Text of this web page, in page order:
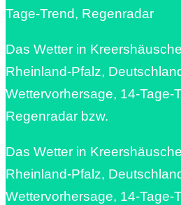
Tage-Trend, Regenradar
Das Wetter in
Rheinland-Pfalz,
Wettervorhersage, 14-Tage-
Regenradar bzw.
Das Wetter in
Rheinland-Pfalz,
Wettervorhersage, 14-Tage-